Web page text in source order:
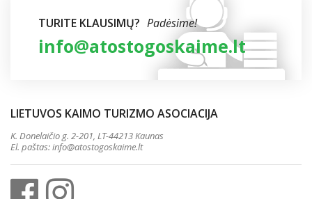
TURITE KLAUSIMŲ? Padėsime!
info@atostogoskaime.lt
LIETUVOS KAIMO TURIZMO ASOCIACIJA
K. Donelaičio g. 2-201, LT-44213 Kaunas
El. paštas:info@atostogoskaime.lt